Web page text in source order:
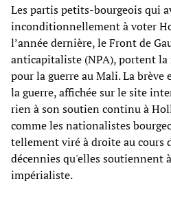
Les partis petits-bourgeois qui
inconditionnellement à voter
l’année dernière, le Front de
anticapitaliste (NPA), portent
pour la guerre au Mali. La
la guerre, affichée sur le site
rien à son soutien continu à
comme les nationalistes
tellement viré à droite au cours
décennies qu'elles soutiennent
impérialiste.